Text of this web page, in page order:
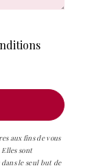
aux fins de vous
sont
le seul but de